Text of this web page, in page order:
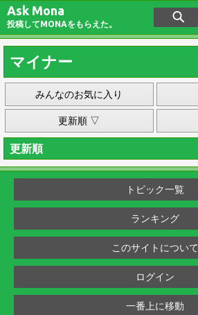
Ask Mona
投稿してMONAをもらえた。
マイナー
みんなのお気に入り
更新順 ▽
更新順
トピック一覧
ランキング
このサイトについて
ログイン
一番上に移動